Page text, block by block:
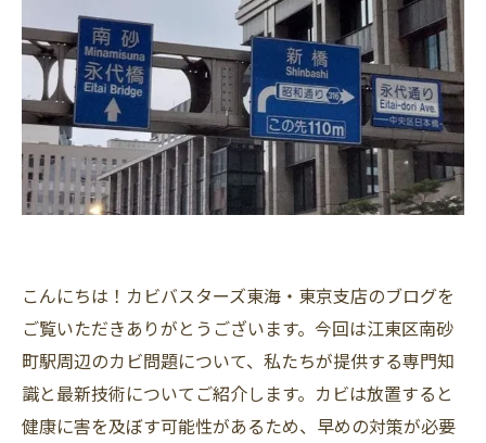
こんにちは！カビバスターズ東海・東京支店のブログを
ご覧いただきありがとうございます。今回は江東区南砂
町駅周辺のカビ問題について、私たちが提供する専門知
識と最新技術についてご紹介します。カビは放置すると
健康に害を及ぼす可能性があるため、早めの対策が必要